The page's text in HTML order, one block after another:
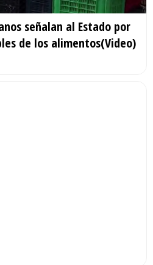
señalan al Estado por
de los alimentos(Video)